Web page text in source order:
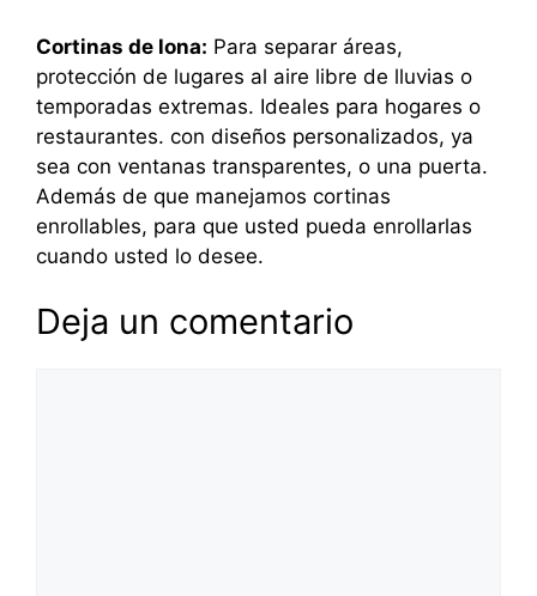
Cortinas de lona: Para separar áreas,
protección de lugares al aire libre de lluvias o
temporadas extremas. Ideales para hogares o
restaurantes. con diseños personalizados, ya
sea con ventanas transparentes, o una puerta.
Además de que manejamos cortinas
enrollables, para que usted pueda enrollarlas
cuando usted lo desee.
Deja un comentario